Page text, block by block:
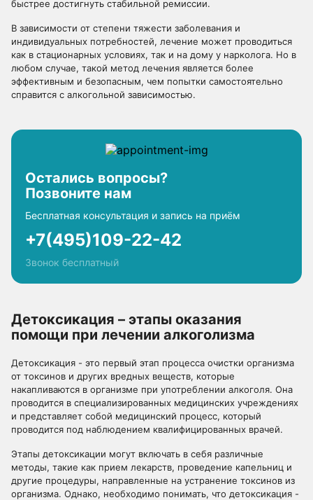
быстрее достигнуть стабильной ремиссии.
В зависимости от степени тяжести заболевания и
индивидуальных потребностей, лечение может проводиться
как в стационарных условиях, так и на дому у нарколога. Но в
любом случае, такой метод лечения является более
эффективным и безопасным, чем попытки самостоятельно
справится с алкогольной зависимостью.
Остались вопросы?
Позвоните нам
Бесплатная консультация и запись на приём
+7(495)109-22-42
Звонок бесплатный
Детоксикация – этапы оказания
помощи при лечении алкоголизма
Детоксикация - это первый этап процесса очистки организма
от токсинов и других вредных веществ, которые
накапливаются в организме при употреблении алкоголя. Она
проводится в специализированных медицинских учреждениях
и представляет собой медицинский процесс, который
проводится под наблюдением квалифицированных врачей.
Этапы детоксикации могут включать в себя различные
методы, такие как прием лекарств, проведение капельниц и
другие процедуры, направленные на устранение токсинов из
организма. Однако, необходимо понимать, что детоксикация -